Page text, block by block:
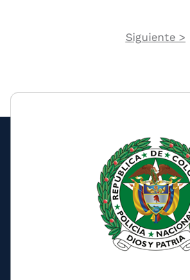
Next
Siguiente >